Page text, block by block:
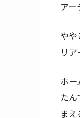
アー
やや
リ
ホー
た
まえ